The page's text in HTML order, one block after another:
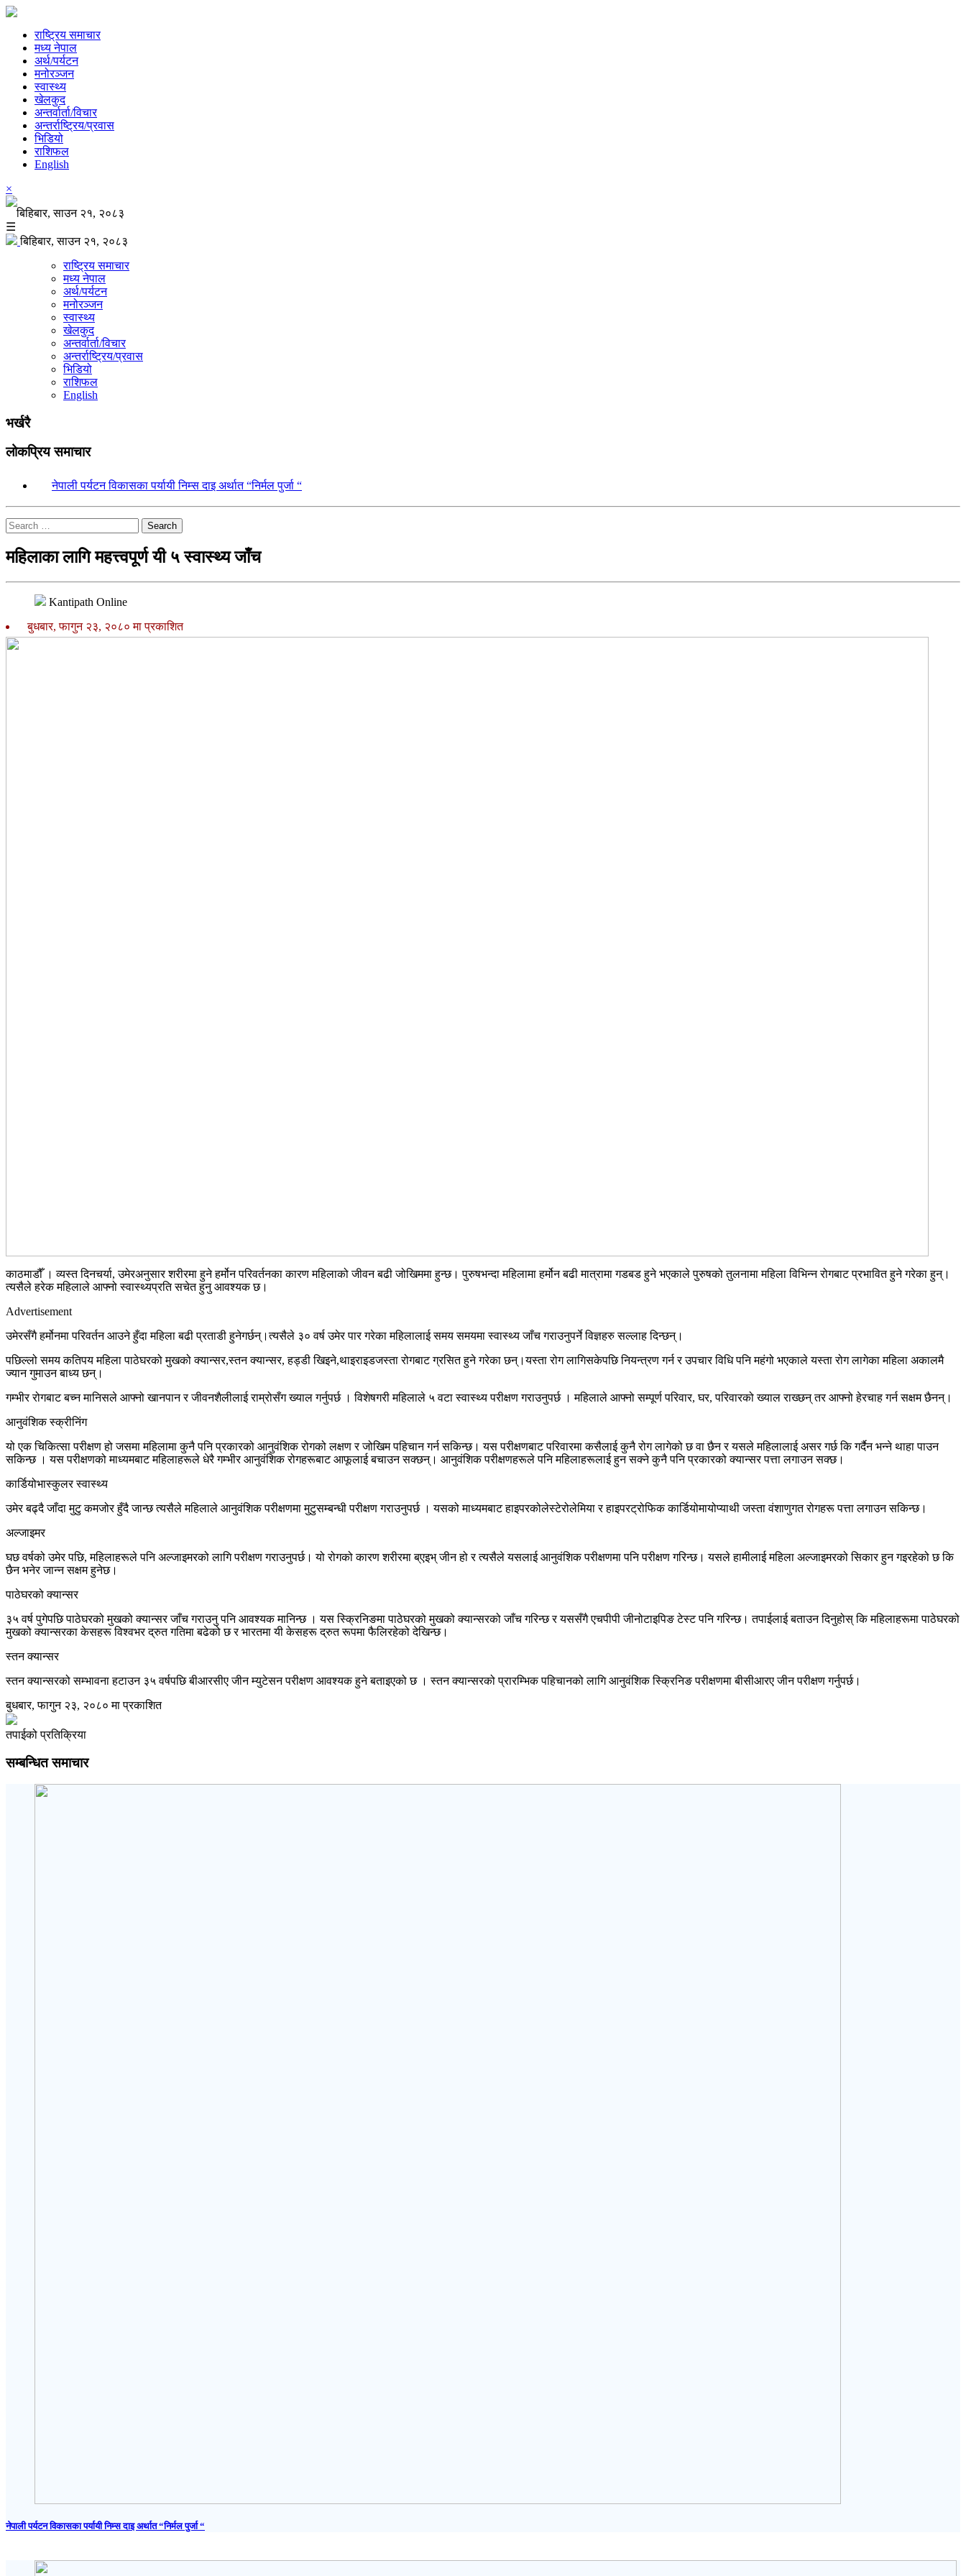
राष्ट्रिय समाचार
मध्य नेपाल
अर्थ/पर्यटन
मनोरञ्जन
स्वास्थ्य
खेलकुद
अन्तर्वार्ता/विचार
अन्तर्राष्ट्रिय/प्रवास
भिडियो
राशिफल
English
×
बिहिबार, साउन २१, २०८३
☰
बिहिबार, साउन २१, २०८३
राष्ट्रिय समाचार
मध्य नेपाल
अर्थ/पर्यटन
मनोरञ्जन
स्वास्थ्य
खेलकुद
अन्तर्वार्ता/विचार
अन्तर्राष्ट्रिय/प्रवास
भिडियो
राशिफल
English
भर्खरै
लोकप्रिय समाचार
नेपाली पर्यटन विकासका पर्यायी निम्स दाइ अर्थात “निर्मल पुर्जा “
Search
महिलाका लागि महत्त्वपूर्ण यी ५ स्वास्थ्य जाँच
Kantipath Online
बुधबार, फागुन २३, २०८० मा प्रकाशित
काठमाडौँ । व्यस्त दिनचर्या, उमेरअनुसार शरीरमा हुने हर्मोन परिवर्तनका कारण महिलाको जीवन बढी जोखिममा हुन्छ। पुरुषभन्दा महिलामा हर्मोन बढी मात्रामा गडबड हुने भएकाले पुरुषको तुलनामा महिला विभिन्न रोगबाट प्रभावित हुने गरेका हुन्।
त्यसैले हरेक महिलाले आफ्नो स्वास्थ्यप्रति सचेत हुनु आवश्यक छ।
Advertisement
उमेरसँगै हर्मोनमा परिवर्तन आउने हुँदा महिला बढी प्रताडी हुनेगर्छन्।त्यसैले ३० वर्ष उमेर पार गरेका महिलालाई समय समयमा स्वास्थ्य जाँच गराउनुपर्ने विज्ञहरु सल्लाह दिन्छन्।
पछिल्लो समय कतिपय महिला पाठेघरको मुखको क्यान्सर,स्तन क्यान्सर, हड्डी खिइने,थाइराइडजस्ता रोगबाट ग्रसित हुने गरेका छन्।यस्ता रोग लागिसकेपछि नियन्त्रण गर्न र उपचार विधि पनि महंगो भएकाले यस्ता रोग लागेका महिला अकालमै
ज्यान गुमाउन बाध्य छन्।
गम्भीर रोगबाट बच्न मानिसले आफ्नो खानपान र जीवनशैलीलाई राम्रोसँग ख्याल गर्नुपर्छ । विशेषगरी महिलाले ५ वटा स्वास्थ्य परीक्षण गराउनुपर्छ । महिलाले आफ्नो सम्पूर्ण परिवार, घर, परिवारको ख्याल राख्छन् तर आफ्नो हेरचाह गर्न सक्षम छैनन्।
आनुवंशिक स्क्रीनिंग
यो एक चिकित्सा परीक्षण हो जसमा महिलामा कुनै पनि प्रकारको आनुवंशिक रोगको लक्षण र जोखिम पहिचान गर्न सकिन्छ। यस परीक्षणबाट परिवारमा कसैलाई कुनै रोग लागेको छ वा छैन र यसले महिलालाई असर गर्छ कि गर्दैन भन्ने थाहा पाउन
सकिन्छ । यस परीक्षणको माध्यमबाट महिलाहरूले धेरै गम्भीर आनुवंशिक रोगहरूबाट आफूलाई बचाउन सक्छन्। आनुवंशिक परीक्षणहरूले पनि महिलाहरूलाई हुन सक्ने कुनै पनि प्रकारको क्यान्सर पत्ता लगाउन सक्छ।
कार्डियोभास्कुलर स्वास्थ्य
उमेर बढ्दै जाँदा मुटु कमजोर हुँदै जान्छ त्यसैले महिलाले आनुवंशिक परीक्षणमा मुटुसम्बन्धी परीक्षण गराउनुपर्छ । यसको माध्यमबाट हाइपरकोलेस्टेरोलेमिया र हाइपरट्रोफिक कार्डियोमायोप्याथी जस्ता वंशाणुगत रोगहरू पत्ता लगाउन सकिन्छ।
अल्जाइमर
घछ वर्षको उमेर पछि, महिलाहरूले पनि अल्जाइमरको लागि परीक्षण गराउनुपर्छ। यो रोगको कारण शरीरमा ब्एइभ् जीन हो र त्यसैले यसलाई आनुवंशिक परीक्षणमा पनि परीक्षण गरिन्छ। यसले हामीलाई महिला अल्जाइमरको सिकार हुन गइरहेको छ कि
छैन भनेर जान्न सक्षम हुनेछ।
पाठेघरको क्यान्सर
३५ वर्ष पुगेपछि पाठेघरको मुखको क्यान्सर जाँच गराउनु पनि आवश्यक मानिन्छ । यस स्क्रिनिङमा पाठेघरको मुखको क्यान्सरको जाँच गरिन्छ र यससँगै एचपीपी जीनोटाइपिङ टेस्ट पनि गरिन्छ। तपाईलाई बताउन दिनुहोस् कि महिलाहरूमा पाठेघरको
मुखको क्यान्सरका केसहरू विश्वभर द्रुत गतिमा बढेको छ र भारतमा यी केसहरू द्रुत रूपमा फैलिरहेको देखिन्छ।
स्तन क्यान्सर
स्तन क्यान्सरको सम्भावना हटाउन ३५ वर्षपछि बीआरसीए जीन म्युटेसन परीक्षण आवश्यक हुने बताइएको छ । स्तन क्यान्सरको प्रारम्भिक पहिचानको लागि आनुवंशिक स्क्रिनिङ परीक्षणमा बीसीआरए जीन परीक्षण गर्नुपर्छ।
बुधबार, फागुन २३, २०८० मा प्रकाशित
तपाईको प्रतिक्रिया
सम्बन्धित समाचार
नेपाली पर्यटन विकासका पर्यायी निम्स दाइ अर्थात “निर्मल पुर्जा “